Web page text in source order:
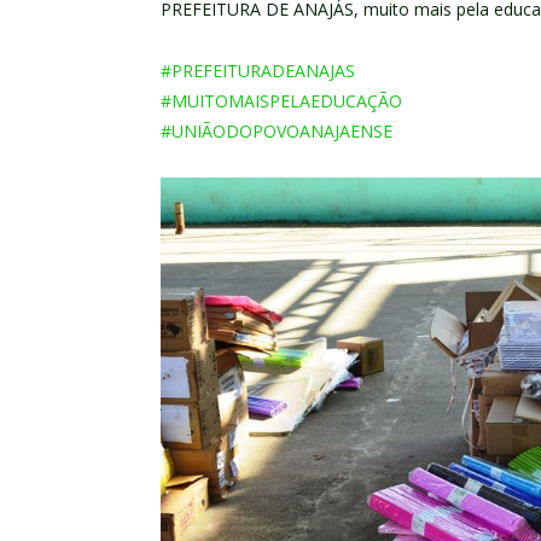
PREFEITURA DE ANAJÁS, muito mais pela
#PREFEITURADEANAJAS
#MUITOMAISPELAEDUCAÇÃO
#UNIÃODOPOVOANAJAENSE